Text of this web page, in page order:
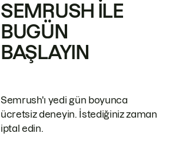
SEMRUSH ILE
BUGÜN
BAŞLAYIN
Semrush'ı yedi gün boyunca
ücretsiz deneyin. İstediğiniz zaman
iptal edin.